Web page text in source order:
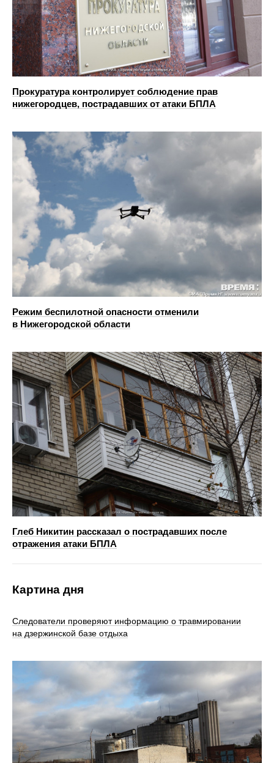
Прокуратура контролирует соблюдение прав
нижегородцев, пострадавших от атаки БПЛА
Режим беспилотной опасности отменили
в Нижегородской области
Глеб Никитин рассказал о пострадавших после
отражения атаки БПЛА
Картина дня
Следователи проверяют информацию о травмировании
на дзержинской базе отдыха